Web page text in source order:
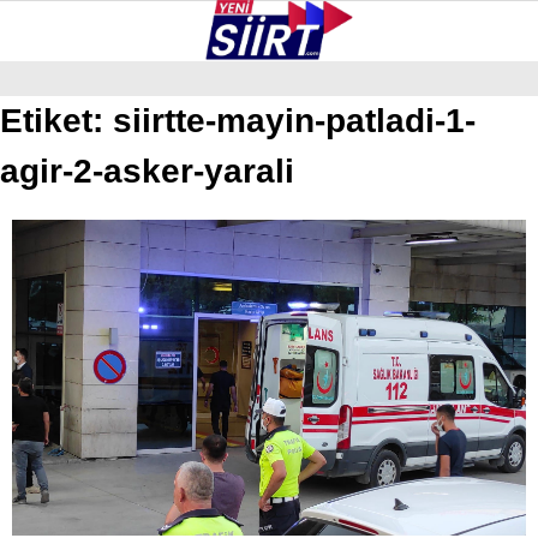
GALERİ VİDEO
ERUH
BAYKAN
PERVARI
ŞIRVAN
TILLO
GÜNDEM
NÖBETÇI ECZANELER
Etiket: siirtte-mayin-patladi-1-
agir-2-asker-yarali